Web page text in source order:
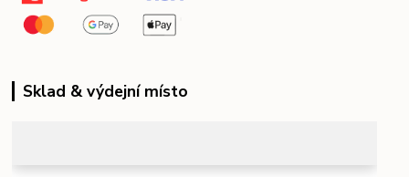
Sklad & výdejní místo